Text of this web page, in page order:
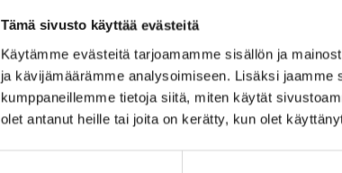
Tämä sivusto käyttää evästeitä
Käytämme evästeitä tarjoamamme sisällön ja
ja kävijämäärämme analysoimiseen. Lisäksi
kumppaneillemme tietoja siitä, miten käytät
olet antanut heille tai joita on kerätty, kun olet